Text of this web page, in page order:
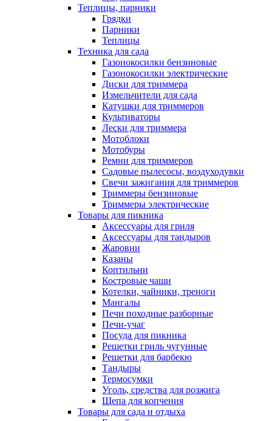
Теплицы, парники
Грядки
Парники
Теплицы
Техника для сада
Газонокосилки бензиновые
Газонокосилки электрические
Диски для триммера
Измельчители для сада
Катушки для триммеров
Культиваторы
Лески для триммера
Мотоблоки
Мотобуры
Ремни для триммеров
Садовые пылесосы, воздуходувки
Свечи зажигания для триммеров
Триммеры бензиновые
Триммеры электрические
Товары для пикника
Аксессуары для гриля
Аксессуары для тандыров
Жаровни
Казаны
Коптильни
Костровые чаши
Котелки, чайники, треноги
Мангалы
Печи походные разборные
Печи-учаг
Посуда для пикника
Решетки гриль чугунные
Решетки для барбекю
Тандыры
Термосумки
Уголь, средства для розжига
Щепа для копчения
Товары для сада и отдыха